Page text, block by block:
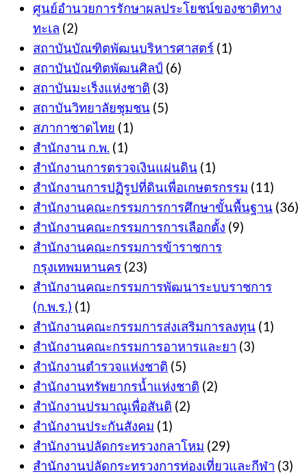
ศูนย์อำนวยการรักษาผลประโยชน์ของชาติทาง
ทะเล (2)
สถาบันบัณฑิตพัฒนบริหารศาสตร์ (1)
สถาบันบัณฑิตพัฒนศิลป์ (6)
สถาบันมะเร็งแห่งชาติ (3)
สถาบันวิทยาลัยชุมชน (5)
สภากาชาดไทย (1)
สำนักงาน ก.พ. (1)
สำนักงานการตรวจเงินแผ่นดิน (1)
สำนักงานการปฏิรูปที่ดินเพื่อเกษตรกรรม (11)
สำนักงานคณะกรรมการการศึกษาขั้นพื้นฐาน (36)
สำนักงานคณะกรรมการการเลือกตั้ง (9)
สำนักงานคณะกรรมการข้าราชการ
กรุงเทพมหานคร (23)
สำนักงานคณะกรรมการพัฒนาระบบราชการ
(ก.พ.ร.) (1)
สำนักงานคณะกรรมการส่งเสริมการลงทุน (1)
สำนักงานคณะกรรมการอาหารและยา (3)
สำนักงานตำรวจแห่งชาติ (5)
สำนักงานทรัพยากรน้ำแห่งชาติ (2)
สำนักงานปรมาณูเพื่อสันติ (2)
สำนักงานประกันสังคม (1)
สำนักงานปลัดกระทรวงกลาโหม (29)
สำนักงานปลัดกระทรวงการท่องเที่ยวและกีฬา (3)